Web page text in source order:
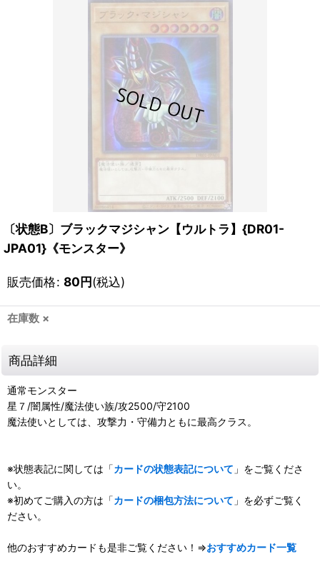
〔状態B〕ブラックマジシャン【ウルトラ】{DR01-
JPA01}《モンスター》
販売価格: 80円(税込)
在庫数 ×
商品詳細
通常モンスター
星７/闇属性/魔法使い族/攻2500/守2100
魔法使いとしては、攻撃力・守備力ともに最高クラス。
※状態表記に関しては「カードの状態表記について 」をご覧くださ
い。
※初めてご購入の方は「カードの梱包方法について 」を必ずご覧く
ださい。
他のおすすめカードも是非ご覧ください！⇒おすすめカード一覧